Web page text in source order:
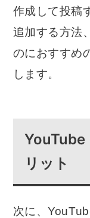
作成して投稿
追加する方法
のにおすすめ
します。
YouTube
リット
次に、